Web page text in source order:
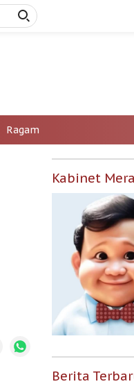
Ragam
Kabinet
Berita